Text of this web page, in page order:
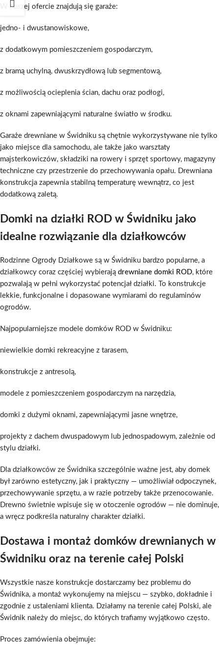
W naszej ofercie znajdują się garaże:
jedno- i dwustanowiskowe,
z dodatkowym pomieszczeniem gospodarczym,
z bramą uchylną, dwuskrzydłową lub segmentową,
z możliwością ocieplenia ścian, dachu oraz podłogi,
z oknami zapewniającymi naturalne światło w środku.
Garaże drewniane w Świdniku są chętnie wykorzystywane nie tylko
jako miejsce dla samochodu, ale także jako warsztaty
majsterkowiczów, składziki na rowery i sprzęt sportowy, magazyny
techniczne czy przestrzenie do przechowywania opału. Drewniana
konstrukcja zapewnia stabilną temperaturę wewnątrz, co jest
dodatkową zaletą.
Domki na działki ROD w Świdniku jako
idealne rozwiązanie dla działkowców
Rodzinne Ogrody Działkowe są w Świdniku bardzo popularne, a
działkowcy coraz częściej wybierają drewniane domki ROD, które
pozwalają w pełni wykorzystać potencjał działki. To konstrukcje
lekkie, funkcjonalne i dopasowane wymiarami do regulaminów
ogrodów.
Najpopularniejsze modele domków ROD w Świdniku:
niewielkie domki rekreacyjne z tarasem,
konstrukcje z antresolą,
modele z pomieszczeniem gospodarczym na narzędzia,
domki z dużymi oknami, zapewniającymi jasne wnętrze,
projekty z dachem dwuspadowym lub jednospadowym, zależnie od
stylu działki.
Dla działkowców ze Świdnika szczególnie ważne jest, aby domek
był zarówno estetyczny, jak i praktyczny — umożliwiał odpoczynek,
przechowywanie sprzętu, a w razie potrzeby także przenocowanie.
Drewno świetnie wpisuje się w otoczenie ogrodów — nie dominuje,
a wręcz podkreśla naturalny charakter działki.
Dostawa i montaż domków drewnianych w
Świdniku oraz na terenie całej Polski
Wszystkie nasze konstrukcje dostarczamy bez problemu do
Świdnika, a montaż wykonujemy na miejscu — szybko, dokładnie i
zgodnie z ustaleniami klienta. Działamy na terenie całej Polski, ale
Świdnik należy do miejsc, do których trafiamy wyjątkowo często.
Proces zamówienia obejmuje: